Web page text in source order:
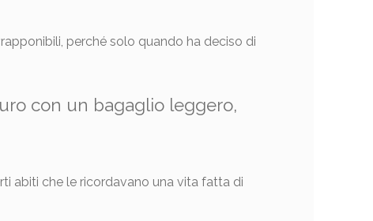
perché solo quando ha deciso di
con un bagaglio leggero,
abiti che le ricordavano una vita fatta di